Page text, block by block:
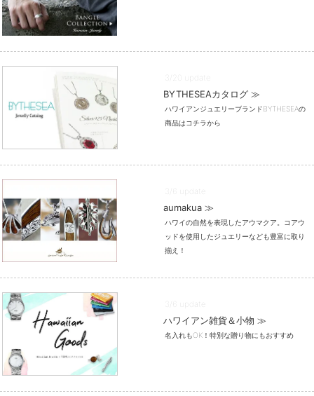
3/20 update
BYTHESEAカタログ ≫
ハワイアンジュエリーブランドBYTHESEAの
商品はコチラから
3/6 update
aumakua ≫
ハワイの自然を表現したアウマクア。コアウ
ッドを使用したジュエリーなども豊富に取り
揃え！
3/6 update
ハワイアン雑貨＆小物 ≫
名入れもOK！特別な贈り物にもおすすめ